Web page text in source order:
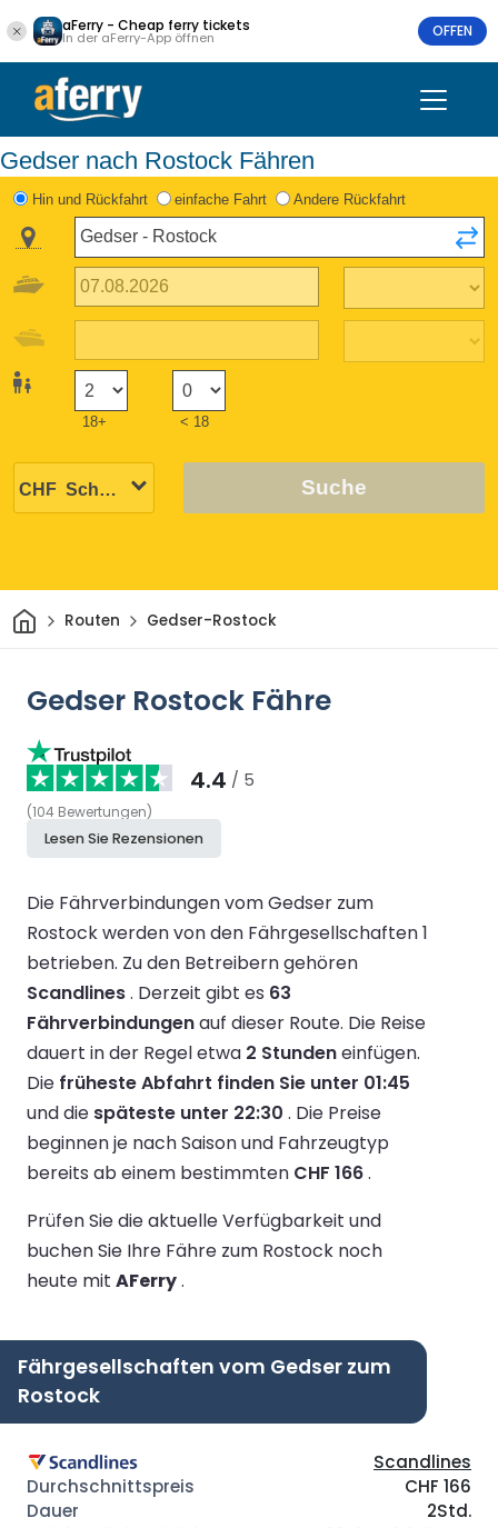
aFerry - Cheap ferry tickets
In der aFerry-App öffnen OFFEN
Gedser nach Rostock Fähren
Hin und Rückfahrt einfache Fahrt Andere Rückfahrt
18+ < 18
Suche
HeimRouten Gedser-Rostock
Gedser Rostock Fähre
4.4 / 5
(104 Bewertungen)
Lesen Sie Rezensionen
Die Fährverbindungen vom Gedser zum
Rostock werden von den Fährgesellschaften 1
betrieben. Zu den Betreibern gehören
Scandlines. Derzeit gibt es 63
Fährverbindungenauf dieser Route. Die Reise
dauert in der Regel etwa 2 Stundeneinfügen.
Die früheste Abfahrt finden Sie unter 01:45
und die späteste unter 22:30 . Die Preise
beginnen je nach Saison und Fahrzeugtyp
bereits ab einem bestimmten CHF 166.
Prüfen Sie die aktuelle Verfügbarkeit und
buchen Sie Ihre Fähre zum Rostock noch
heute mit AFerry.
Fährgesellschaften vom Gedser zum
Rostock
Scandlines
CHF 166
2Std.